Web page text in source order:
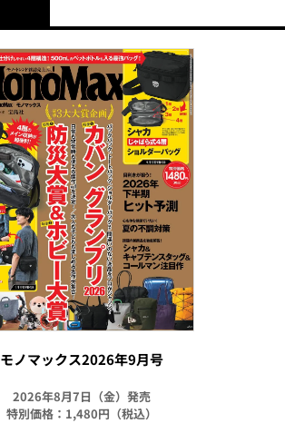
モノマックス2026年9月号
2026年8月7日（金）発売
特別価格：1,480円（税込）